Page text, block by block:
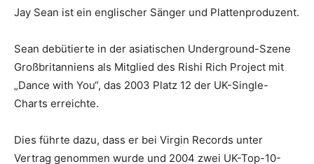
Jay Sean ist ein englischer Sänger und Plattenproduzent.
Sean debütierte in der asiatischen Underground-Szene
Großbritanniens als Mitglied des Rishi Rich Project mit
„Dance with You“, das 2003 Platz 12 der UK-Single-
Charts erreichte.
Dies führte dazu, dass er bei Virgin Records unter
Vertrag genommen wurde und 2004 zwei UK-Top-10-